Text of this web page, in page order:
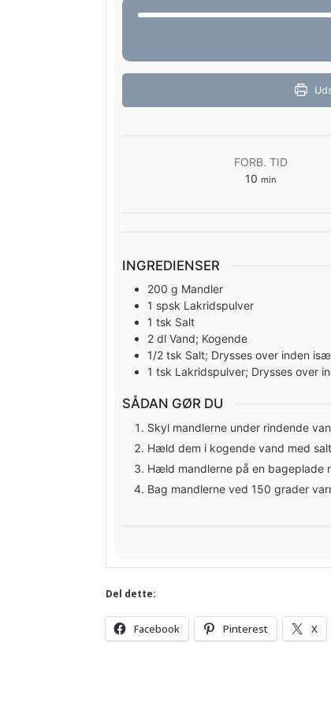
FORB. TID
10minutter
min
INGREDIENSER
200 g Mandler
1 spsk Lakridspulver
1 tsk Salt
2 dl Vand; Kogende
1/2 tsk Salt; Drysses over inden
1 tsk Lakridspulver; Drysses over
SÅDAN GØR DU
Skyl mandlerne under rindende
Hæld dem i kogende vand med
Hæld mandlerne på en bageplade
Bag mandlerne ved 150 grader
Del dette:
Facebook Pinterest X